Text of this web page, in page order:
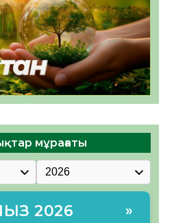
мұрағаты
2026 »